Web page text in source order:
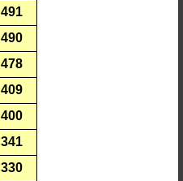
491
490
478
409
400
341
330